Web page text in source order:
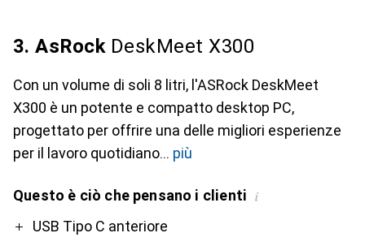
3. AsRockDeskMeet X300
Con un volume di soli 8 litri, l'ASRock DeskMeet
X300 è un potente e compatto desktop PC,
progettato per offrire una delle migliori esperienze
per il lavoro quotidiano
più
Questo è ciò che pensano i clienti i
ProUSB Tipo C anteriore